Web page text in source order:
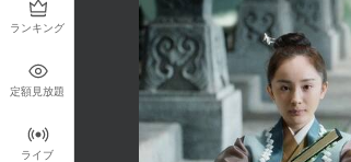
ランキング
定額見放題
ライブ